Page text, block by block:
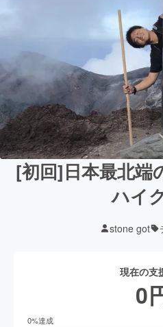
[初回]日本最北端
ハイ
stone got
現在の支
0
0%達成